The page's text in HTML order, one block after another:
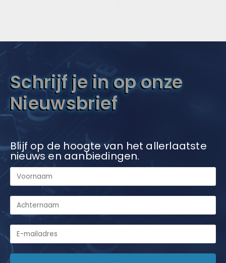
Schrijf je in op onze
Nieuwsbrief
Blijf op de hoogte van het allerlaatste
nieuws en aanbiedingen.